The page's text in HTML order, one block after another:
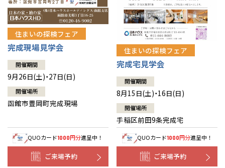
住まいの探検フェア
完成現場見学会
開催期間
9月26日(土)・27日(日)
開催場所
函館市豊岡町完成現場
QUOカード1000円分進呈中！
ご来場予約
住まいの探検フェア
完成宅見学会
開催期間
8月15日(土)・16日(日)
開催場所
手稲区前田9条完成宅
QUOカード1000円分進呈中！
ご来場予約